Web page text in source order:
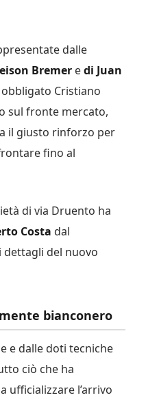
dalle
Bremer edi Juan
Cristiano
sul fronte mercato,
il giusto rinforzo per
fino al
di via Druento ha
Costa dal
del nuovo
bianconero
e dalle doti tecniche
ciò che ha
ufficializzare l’arrivo